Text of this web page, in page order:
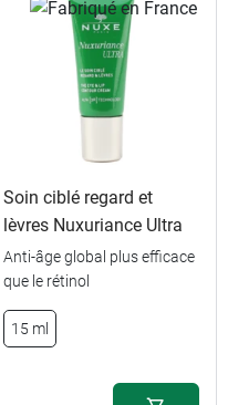
Soin ciblé regard et
lèvres Nuxuriance Ultra
Anti-âge global plus efficace
que le rétinol
15 ml